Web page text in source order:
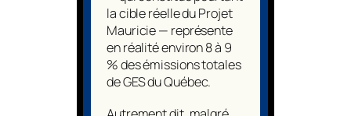
la cible réelle du Projet
Mauricie — représente
en réalité environ 8 à 9
% des émissions totales
de GES du Québec.